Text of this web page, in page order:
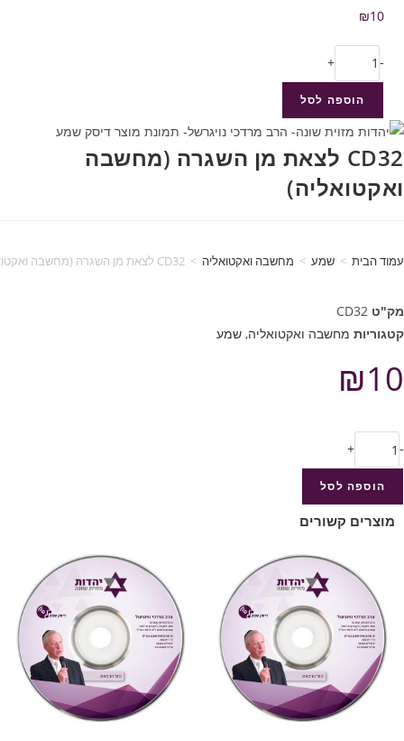
₪10
-
+
הוספה לסל
CD32 לצאת מן השגרה (מחשבה
ואקטואליה)
עמוד הבית > שמע > מחשבה ואקטואליה > CD32 לצאת מן השגרה (מחשבה ואקטואליה)
מק"ט CD32
קטגוריות מחשבה ואקטואליה, שמע
₪10
-
+
הוספה לסל
מוצרים קשורים